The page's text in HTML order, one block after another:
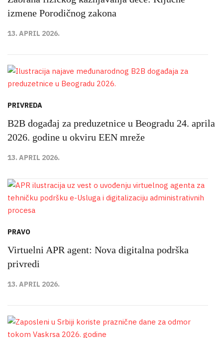
izmene Porodičnog zakona
13. APRIL 2026.
PRIVREDA
B2B događaj za preduzetnice u Beogradu 24. aprila
2026. godine u okviru EEN mreže
13. APRIL 2026.
PRAVO
Virtuelni APR agent: Nova digitalna podrška
privredi
13. APRIL 2026.